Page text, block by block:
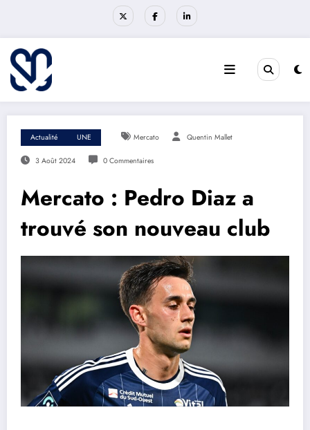
Actualité UNE Mercato Quentin Mallet
3 Août 2024 0 Commentaires
Mercato : Pedro Diaz a
trouvé son nouveau club